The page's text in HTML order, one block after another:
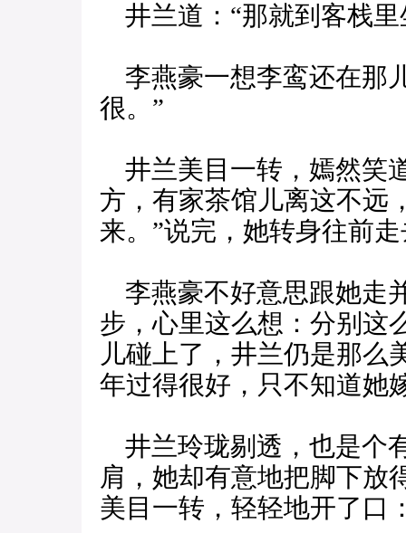
井兰道：“那就到客栈里
李燕豪一想李鸾还在那
很。”
井兰美目一转，嫣然笑
方，有家茶馆儿离这不远
来。”说完，她转身往前
李燕豪不好意思跟她走
步，心里这么想：分别这
儿碰上了，井兰仍是那么
年过得很好，只不知道
井兰玲珑剔透，也是个
肩，她却有意地把脚下放
美目一转，轻轻地开了口